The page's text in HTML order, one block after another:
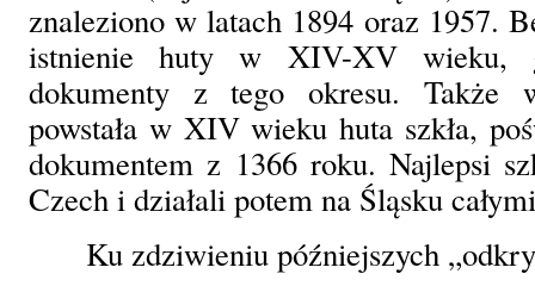
znaleziono w latach 1894 oraz 1957.
istnienie huty w XIV-XV wieku,
dokumenty z tego okresu.
powstała w XIV wieku huta szkła,
dokumentem z 1366 roku. Najlepsi
Czech i działali potem na Śląsku
Ku zdziwieniu późniejszych